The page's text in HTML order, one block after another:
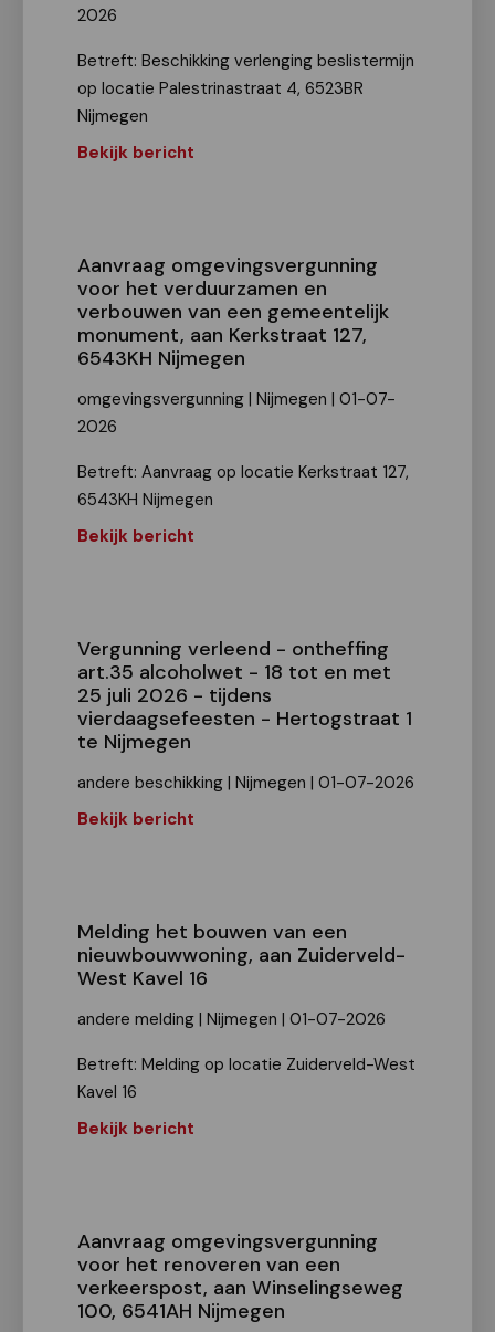
2026
Betreft: Beschikking verlenging beslistermijn
op locatie Palestrinastraat 4, 6523BR
Nijmegen
Bekijk bericht
Aanvraag omgevingsvergunning
voor het verduurzamen en
verbouwen van een gemeentelijk
monument, aan Kerkstraat 127,
6543KH Nijmegen
omgevingsvergunning | Nijmegen | 01-07-
2026
Betreft: Aanvraag op locatie Kerkstraat 127,
6543KH Nijmegen
Bekijk bericht
Vergunning verleend - ontheffing
art.35 alcoholwet - 18 tot en met
25 juli 2026 - tijdens
vierdaagsefeesten - Hertogstraat 1
te Nijmegen
andere beschikking | Nijmegen | 01-07-2026
Bekijk bericht
Melding het bouwen van een
nieuwbouwwoning, aan Zuiderveld-
West Kavel 16
andere melding | Nijmegen | 01-07-2026
Betreft: Melding op locatie Zuiderveld-West
Kavel 16
Bekijk bericht
Aanvraag omgevingsvergunning
voor het renoveren van een
verkeerspost, aan Winselingseweg
100, 6541AH Nijmegen